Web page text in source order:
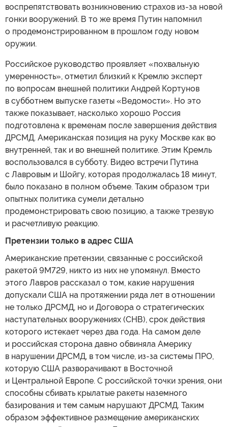
воспрепятствовать возникновению страхов из-за новой
гонки вооружений. В то же время Путин напомнил
о продемонстрированном в прошлом году новом
оружии.
Российское руководство проявляет «похвальную
умеренность», отметил близкий к Кремлю эксперт
по вопросам внешней политики Андрей Кортунов
в субботнем выпуске газеты «Ведомости». Но это
также показывает, насколько хорошо Россия
подготовлена к временам после завершения действия
ДРСМД. Американская позиция на руку Москве как во
внутренней, так и во внешней политике. Этим Кремль
воспользовался в субботу. Видео встречи Путина
с Лавровым и Шойгу, которая продолжалась 18 минут,
было показано в полном объеме. Таким образом три
опытных политика сумели детально
продемонстрировать свою позицию, а также трезвую
и расчетливую реакцию.
Претензии только в адрес США
Американские претензии, связанные с российской
ракетой 9М729, никто из них не упомянул. Вместо
этого Лавров рассказал о том, какие нарушения
допускали США на протяжении ряда лет в отношении
не только ДРСМД, но и Договора о стратегических
наступательных вооружениях (СНВ), срок действия
которого истекает через два года. На самом деле
и российская сторона давно обвиняла Америку
в нарушении ДРСМД, в том числе, из-за системы ПРО,
которую США разворачивают в Восточной
и Центральной Европе. С российской точки зрения, они
способны сбивать крылатые ракеты наземного
базирования и тем самым нарушают ДРСМД. Таким
образом эффективное размещение американских